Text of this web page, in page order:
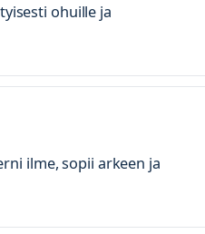
ohuille ja
ilme, sopii arkeen ja